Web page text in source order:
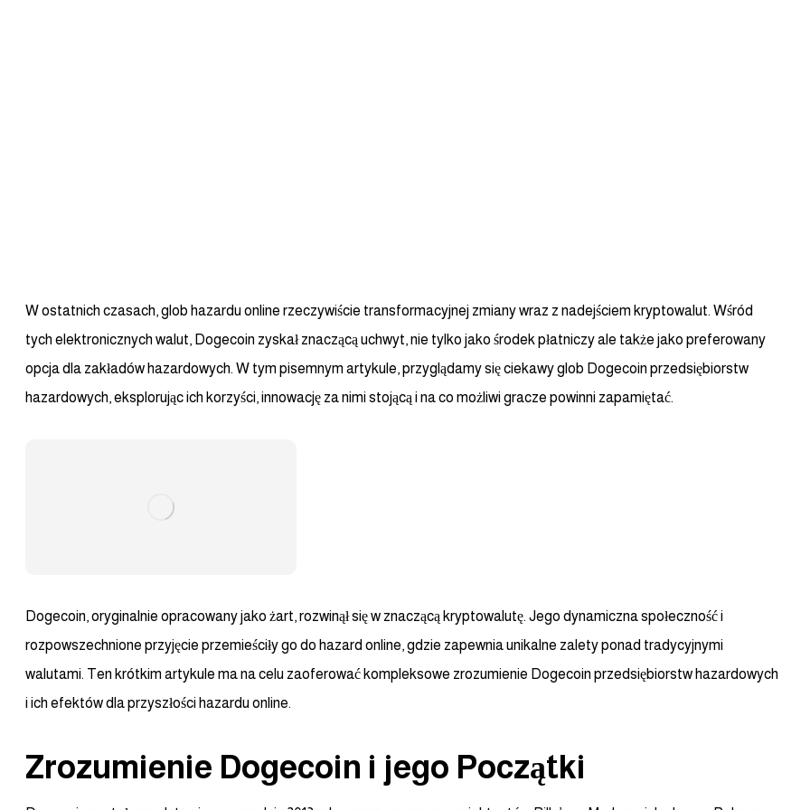
W ostatnich czasach, glob hazardu online rzeczywiście transformacyjnej zmiany wraz z nadejściem kryptowalut. Wśród
tych elektronicznych walut, Dogecoin zyskał znaczącą uchwyt, nie tylko jako środek płatniczy ale także jako preferowany
opcja dla zakładów hazardowych. W tym pisemnym artykule, przyglądamy się ciekawy glob Dogecoin przedsiębiorstw
hazardowych,eksplorując ich korzyści, innowację za nimi stojącą i na co możliwi gracze powinni zapamiętać.
Dogecoin, oryginalnie opracowany jako żart, rozwinął się w znaczącą kryptowalutę. Jego dynamiczna społeczność i
rozpowszechnione przyjęcie przemieściły go do hazard online, gdzie zapewnia unikalne zalety ponad tradycyjnymi
walutami. Ten krótkim artykule ma na celu zaoferować kompleksowe zrozumienie Dogecoin przedsiębiorstw hazardowych
i ich efektów dla przyszłości hazardu online.
Zrozumienie Dogecoin i jego Początki